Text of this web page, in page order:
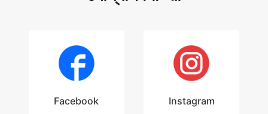
Facebook Instagram